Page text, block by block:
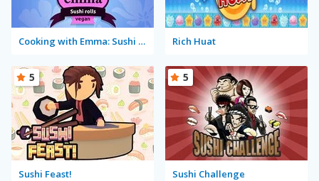
Cooking with Emma: Sushi Rolls Vegan Rich Huat
Sushi Feast!
5
Sushi Challenge
5